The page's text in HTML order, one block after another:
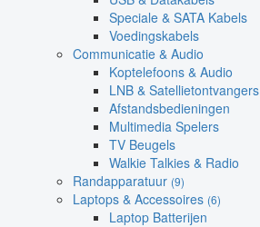
Speciale & SATA Kabels
Voedingskabels
Communicatie & Audio
Koptelefoons & Audio
LNB & Satellietontvangers
Afstandsbedieningen
Multimedia Spelers
TV Beugels
Walkie Talkies & Radio
Randapparatuur (9)
Laptops & Accessoires (6)
Laptop Batterijen